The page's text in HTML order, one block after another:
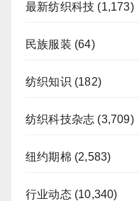
最新纺织科技 (1,173)
民族服装 (64)
纺织知识 (182)
纺织科技杂志 (3,709)
纽约期棉 (2,583)
行业动态(10,340)